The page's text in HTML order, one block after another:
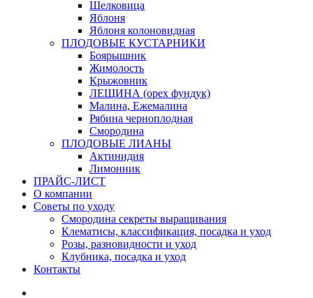
Шелковица
Яблоня
Яблоня колоновидная
ПЛОДОВЫЕ КУСТАРНИКИ
Боярышник
Жимолость
Крыжовник
ЛЕЩИНА (орех фундук)
Малина, Ежемалина
Рябина черноплодная
Смородина
ПЛОДОВЫЕ ЛИАНЫ
Актинидия
Лимонник
ПРАЙС-ЛИСТ
О компании
Советы по уходу
Смородина секреты выращивания
Клематисы, классификация, посадка и уход
Розы, разновидности и уход
Клубника, посадка и уход
Контакты